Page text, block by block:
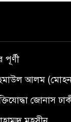
আলম
জোনাস